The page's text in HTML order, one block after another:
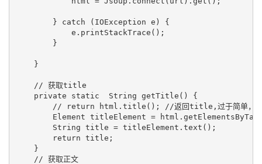
} catch (IOException e) {
e.printStackTrace();
}
}
// 获取title
private static  String getTitle() {
// return html.title(); //返回title,过于简单，不使用,
Element titleElement =
String title = titleElement.text();
return title;
}
// 获取正文